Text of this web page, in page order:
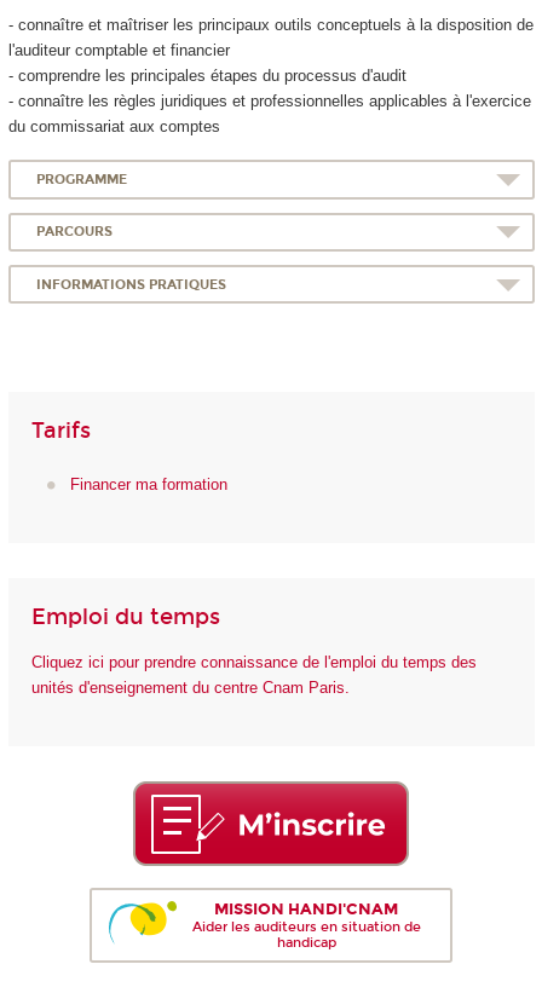
- connaître et maîtriser les principaux outils conceptuels à la disposition de
l'auditeur comptable et financier
- comprendre les principales étapes du processus d'audit
- connaître les règles juridiques et professionnelles applicables à l'exercice
du commissariat aux comptes
PROGRAMME
PARCOURS
INFORMATIONS PRATIQUES
Tarifs
Financer ma formation
Emploi du temps
Cliquez ici pour prendre connaissance de l'emploi du temps des
unités d'enseignement du centre Cnam Paris.
MISSION HANDI'CNAM
Aider les auditeurs en situation de
handicap